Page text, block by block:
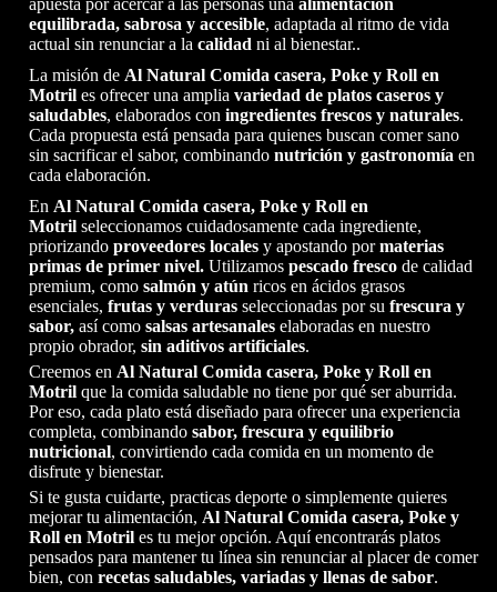
apuesta por acercar a las personas una alimentación
equilibrada, sabrosa y accesible, adaptada al ritmo de vida
actual sin renunciar a la calidad ni al bienestar..
La misión de Al Natural Comida casera, Poke y Roll en
Motril es ofrecer una amplia variedad de platos caseros y
saludables, elaborados con ingredientes frescos y naturales.
Cada propuesta está pensada para quienes buscan comer sano
sin sacrificar el sabor, combinando nutrición y gastronomía en
cada elaboración.
En Al Natural Comida casera, Poke y Roll en
Motril seleccionamos cuidadosamente cada ingrediente,
priorizando proveedores locales y apostando pormaterias
primas de primer nivel. Utilizamos pescado fresco de calidad
premium, como salmón y atún ricos en ácidos grasos
esenciales, frutas y verduras seleccionadas por su frescura y
sabor, así como salsas artesanales elaboradas en nuestro
propio obrador, sin aditivos artificiales.
Creemos en Al Natural Comida casera, Poke y Roll en
Motril que la comida saludable no tiene por qué ser aburrida.
Por eso, cada plato está diseñado para ofrecer una experiencia
completa, combinando sabor, frescura y equilibrio
nutricional, convirtiendo cada comida en un momento de
disfrute y bienestar.
Si te gusta cuidarte, practicas deporte o simplemente quieres
mejorar tu alimentación, Al Natural Comida casera, Poke y
Roll en Motril es tu mejor opción. Aquí encontrarás platos
pensados para mantener tu línea sin renunciar al placer de comer
bien, con recetas saludables, variadas y llenas de sabor.